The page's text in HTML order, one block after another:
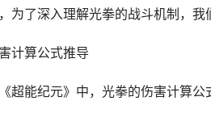
为了深入理解光拳的战斗机制，我
计算公式推导
超能纪元》中，光拳的伤害计算公